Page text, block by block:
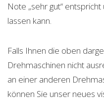
Note „sehr gut“
lassen kann.
Falls Ihnen die oben
Drehmaschinen nicht
an einer anderen
können Sie unser neues